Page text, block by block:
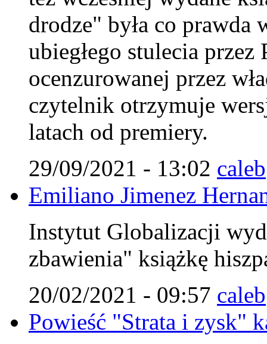
drodze" była co prawda
ubiegłego stulecia
ocenzurowanej przez
czytelnik otrzymuje
latach od premiery.
29/09/2021 - 13:02 caleb
Emiliano Jimenez
Instytut Globalizacji
zbawienia" książkę
20/02/2021 - 09:57 caleb
Powieść "Strata i zysk"